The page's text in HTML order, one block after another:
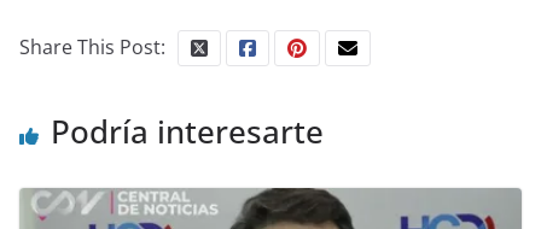
Share This Post:
Podría interesarte